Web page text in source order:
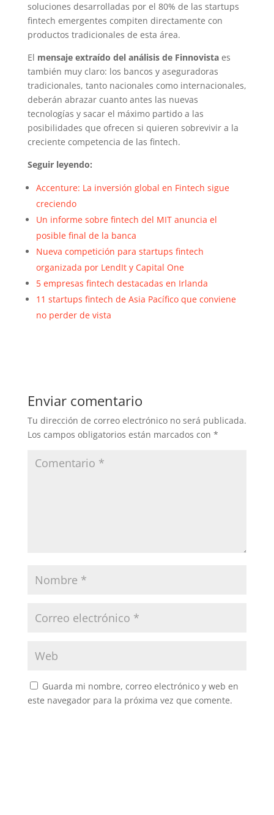
soluciones desarrolladas por el 80% de las startups
fintech emergentes compiten directamente con
productos tradicionales de esta área.
El mensaje extraído del análisis de Finnovistaes
también muy claro: los bancos y aseguradoras
tradicionales, tanto nacionales como internacionales,
deberán abrazar cuanto antes las nuevas
tecnologías y sacar el máximo partido a las
posibilidades que ofrecen si quieren sobrevivir a la
creciente competencia de las fintech.
Seguir leyendo:
Accenture: La inversión global en Fintech sigue
creciendo
Un informe sobre fintech del MIT anuncia el
posible final de la banca
Nueva competición para startups fintech
organizada por LendIt y Capital One
5 empresas fintech destacadas en Irlanda
11 startups fintech de Asia Pacífico que conviene
no perder de vista
Enviar comentario
Tu dirección de correo electrónico no será publicada.
Los campos obligatorios están marcados con *
Guarda mi nombre, correo electrónico y web en
este navegador para la próxima vez que comente.